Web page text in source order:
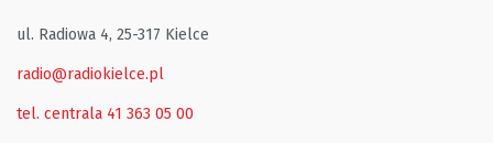
ul. Radiowa 4, 25-317 Kielce
radio@radiokielce.pl
tel. centrala 41 363 05 00